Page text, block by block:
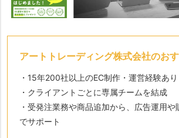
アートトレーディング株式会社のお
・15年200社以上のEC制作・運営経験あり
・クライアントごとに専属チームを結成
・受発注業務や商品追加から、広告運用や
でサポート